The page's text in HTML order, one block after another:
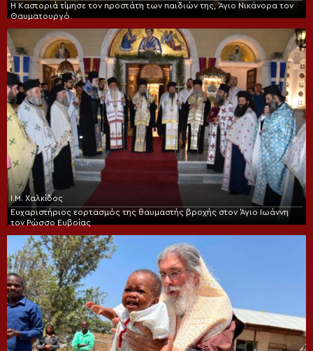
Η Καστοριά τίμησε τον προστάτη των παιδιών της, Άγιο Νικάνορα τον
Θαυματουργό
Ι.Μ. Χαλκίδος
Ευχαριστήριος εορτασμός της θαυμαστής βροχής στον Άγιο Ιωάννη
τον Ρώσσο Ευβοίας